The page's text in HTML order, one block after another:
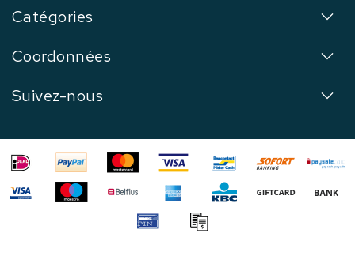
Catégories
Coordonnées
Suivez-nous